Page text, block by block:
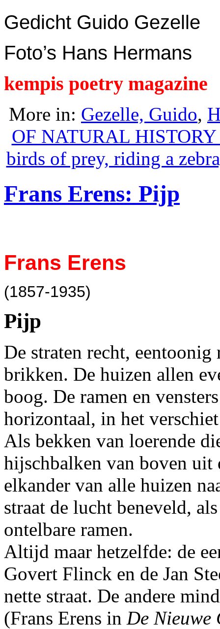
Gedicht Guido Gezelle
Foto’s Hans Hermans
kempis poetry magazine
More in: Gezelle, Guido,
OF NATURAL HISTORY
birds of prey, riding a
Frans Erens: Pijp
Frans Erens
(1857-1935)
Pijp
De straten recht, eentoonig
brikken. De huizen allen
boog. De ramen en
horizontaal, in het
Als bekken van loerende
hijschbalken van boven uit
elkander van alle huizen
straat de lucht beneveld,
ontelbare ramen.
Altijd maar hetzelfde: de
Govert Flinck en de Jan
nette straat. De andere
(Frans Erens in De Nieuwe